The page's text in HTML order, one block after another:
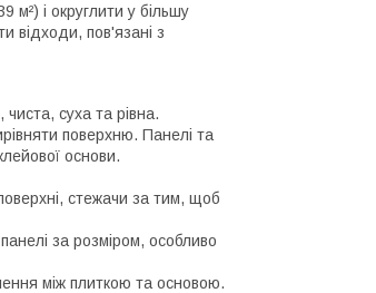
і округлити у більшу
відходи, пов'язані з
суха та рівна.
поверхню. Панелі та
основи.
стежачи за тим, щоб
за розміром, особливо
між плиткою та основою.